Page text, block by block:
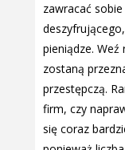
zawracać
pieniądze.
zostaną
przestępczą.
firm, czy
się coraz